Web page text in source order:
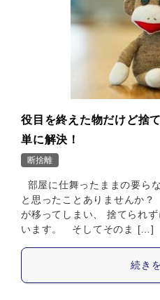
役目を終えた物だけど捨
単に解決！
断捨離
部屋に仕舞ったままの要ら
と思ったことありませんか
が移ってしまい、 捨てられ
います。 そしてそのま […]
続き